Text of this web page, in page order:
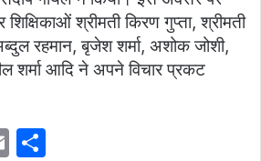
शिक्षिकाओं श्रीमती किरण गुप्ता, श्रीमती
रहमान, बृजेश शर्मा, अशोक जोशी,
शर्मा आदि ने अपने विचार प्रकट
E